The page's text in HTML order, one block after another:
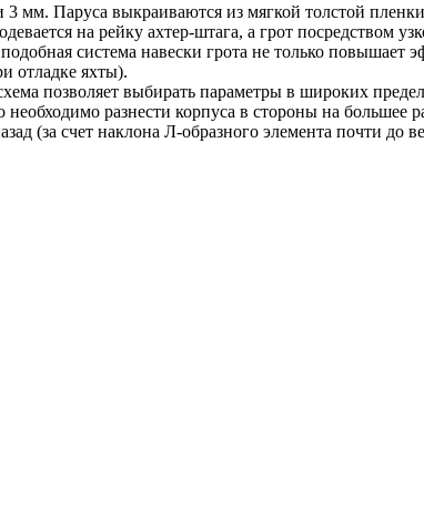
Паруса выкраиваются из мягкой толстой
на рейку ахтер-штага, а грот посредством
система навески грота не только повышает
отладке яхты).
позволяет выбирать параметры в широких
разнести корпуса в стороны на большее
(за счет наклона Л-образного элемента почти до